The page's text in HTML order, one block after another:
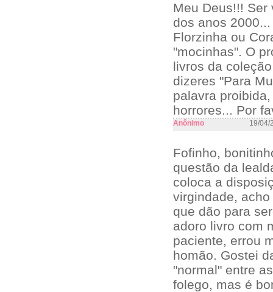
Meu Deus!!! Ser
dos anos
Florzinha ou
"mocinhas". O
livros da
dizeres "Para
palavra
horrores... Por
Anônimo 19/04/
Fofinho,
questão da
coloca a
virgindade,
que dão para
adoro livro com
paciente, errou
homão. Gostei
"normal" entre
folego, mas é